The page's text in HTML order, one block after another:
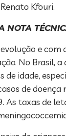
Kfouri.
NOTA
e
No Brasil,
de idade,
de
taxas de